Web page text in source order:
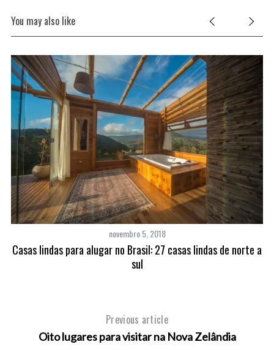
You may also like
novembro 5, 2018
Casas lindas para alugar no Brasil: 27 casas lindas de norte a
sul
Previous article
Oito lugares para visitar na Nova Zelândia